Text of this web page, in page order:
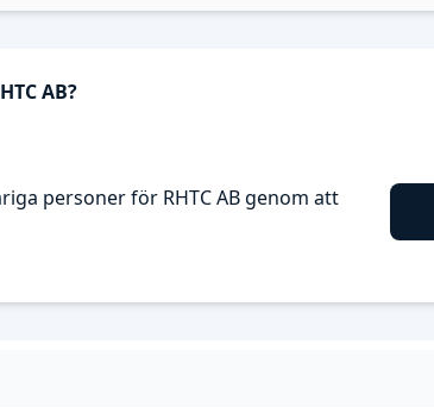
AB?
personer för RHTC AB genom att